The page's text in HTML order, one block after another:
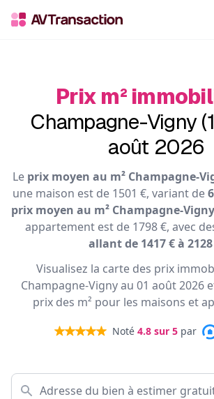
Prix m²
Champagne-Vigny
août 2026
Le prix moyen au m² Champagne-
une maison est de 1501 €, variant de
prix moyen au m² Champagne-
appartement est de 1798 €, avec
allant de 1417 € à
Visualisez la carte des prix
Champagne-Vigny au 01 août 2026
prix des m² pour les maisons et
Noté 4.8 sur 5 par